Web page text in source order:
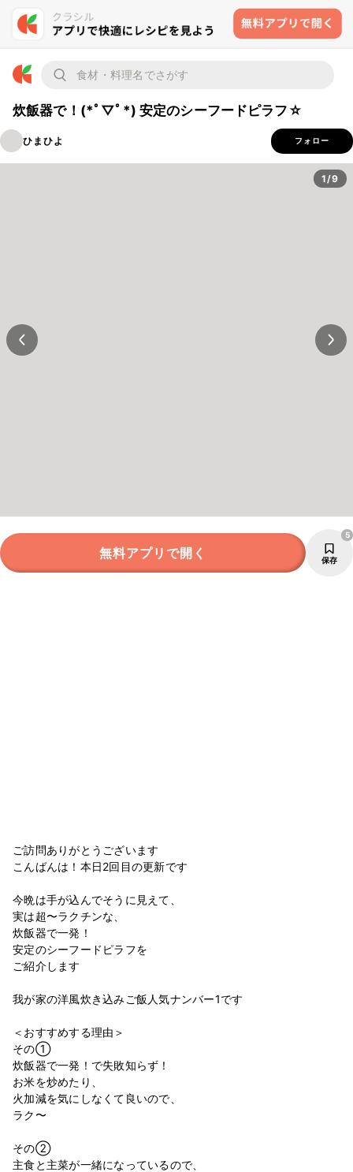
炊飯器で！(*ﾟ▽ﾟ*) 安定のシーフードピラフ☆
ひまひよ フォロー
1/9
無料アプリで開く 保存
5
ご訪問ありがとうございます
こんばんは！本日2回目の更新です
今晩は手が込んでそうに見えて、
実は超〜ラクチンな、
炊飯器で一発！
安定のシーフードピラフを
ご紹介します
我が家の洋風炊き込みご飯人気ナンバー1です
＜おすすめする理由＞
その①
炊飯器で一発！で失敗知らず！
お米を炒めたり、
火加減を気にしなくて良いので、
ラク〜
その②
主食と主菜が一緒になっているので、